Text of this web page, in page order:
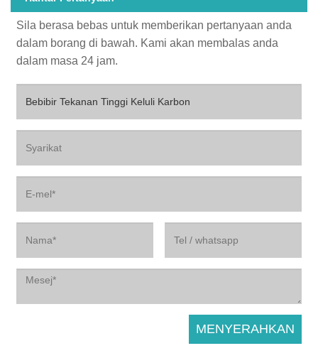
Sila berasa bebas untuk memberikan pertanyaan anda
dalam borang di bawah. Kami akan membalas anda
dalam masa 24 jam.